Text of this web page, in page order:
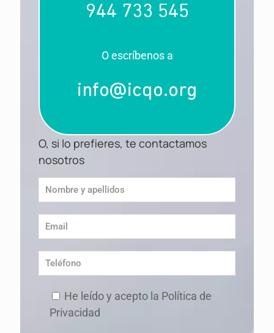
944 733 545
O escríbenos a
info@icqo.org
O, si lo prefieres, te contactamos
nosotros
He leído y acepto la Política de
Privacidad